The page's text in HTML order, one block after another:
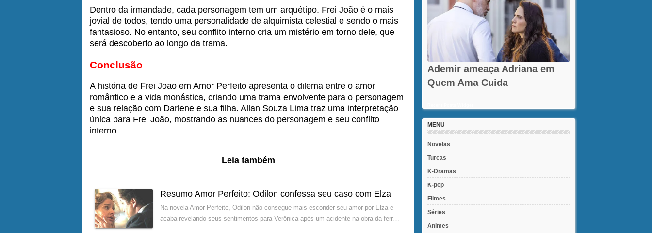
Dentro da irmandade, cada personagem tem um arquétipo. Frei João é o mais
jovial de todos, tendo uma personalidade de alquimista celestial e sendo o mais
fantasioso. No entanto, seu conflito interno cria um mistério em torno dele, que
será descoberto ao longo da trama.
Conclusão
A história de Frei João em Amor Perfeito apresenta o dilema entre o amor
romântico e a vida monástica, criando uma trama envolvente para o personagem
e sua relação com Darlene e sua filha. Allan Souza Lima traz uma interpretação
única para Frei João, mostrando as nuances do personagem e seu conflito
interno.
Leia também
Resumo Amor Perfeito: Odilon confessa seu caso com Elza
Na novela Amor Perfeito, Odilon não consegue mais esconder seu amor por Elza e
acaba revelando seus sentimentos para Verônica após um acidente na obra da ferr…
Ademir ameaça Adriana em
Quem Ama Cuida
MENU
Novelas
Turcas
K-Dramas
K-pop
Filmes
Séries
Animes